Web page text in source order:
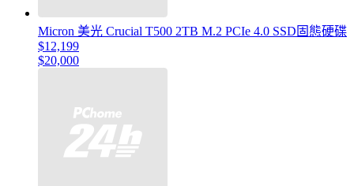
Micron 美光 Crucial T500 2TB M.2 PCIe 4.0 SSD固態硬碟
$12,199
$20,000